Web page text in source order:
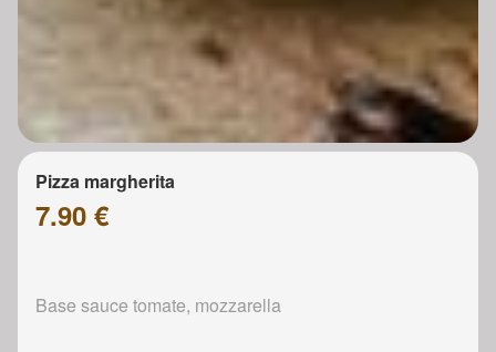
Pizza margherita
7.90 €
Base sauce tomate, mozzarella